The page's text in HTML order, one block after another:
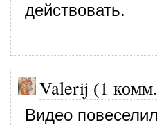
действовать.
Valerij (1
Видео